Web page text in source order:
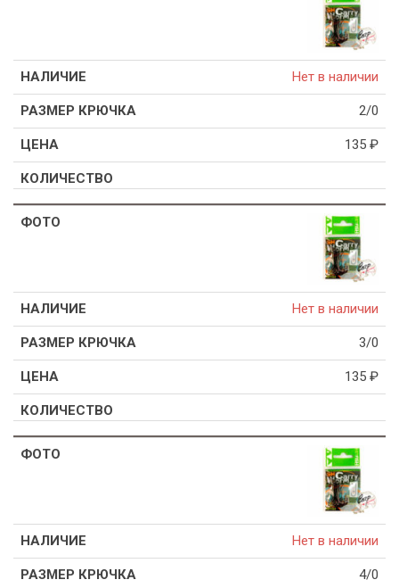
Нет в наличии
2/0
135 ₽
Нет в наличии
3/0
135 ₽
Нет в наличии
4/0